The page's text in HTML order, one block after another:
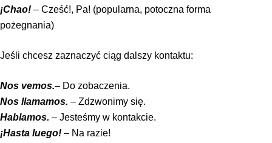
¡Chao! – Cześć!, Pa! (popularna, potoczna forma
pożegnania)
Jeśli chcesz zaznaczyć ciąg dalszy kontaktu:
Nos vemos.– Do zobaczenia.
Nos llamamos. – Zdzwonimy się.
Hablamos. – Jesteśmy w kontakcie.
¡Hasta luego! – Na razie!